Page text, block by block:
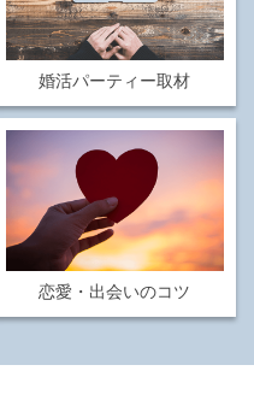
婚活パーティー取材
恋愛・出会いのコツ